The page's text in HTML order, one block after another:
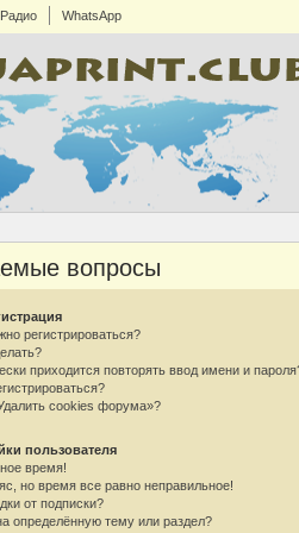
Радио WhatsApp
вопросы
регистрироваться?
приходится повторять ввод имени и
cookies форума»?
пользователя
время!
но время все равно неправильное!
от подписки?
определённую тему или раздел?